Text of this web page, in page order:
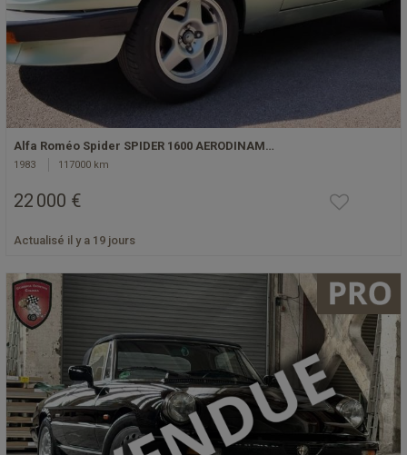
Alfa Roméo Spider SPIDER 1600 AERODINAM…
1983 117000 km
22 000 €
Actualisé il y a 19 jours